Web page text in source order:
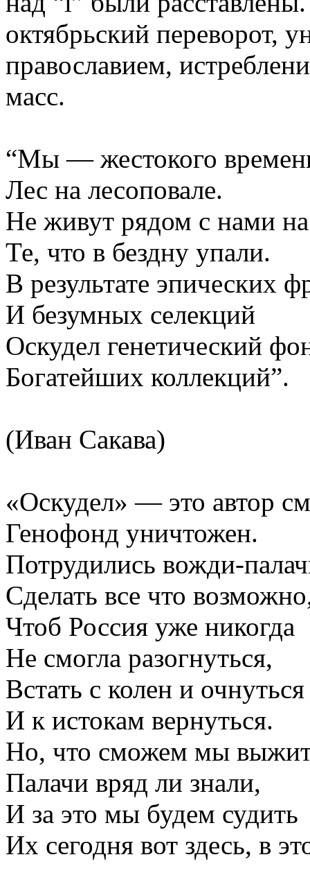
октябрьский переворот,
православием,
масс.
“Мы — жестокого
Лес на лесоповале.
Не живут рядом с нами на
Те, что в бездну упали.
В результате эпических
И безумных селекций
Оскудел генетический
Богатейших коллекций”.
(Иван Сакава)
«Оскудел» — это автор
Генофонд уничтожен.
Потрудились вожди-
Сделать все что
Чтоб Россия уже никогда
Не смогла разогнуться,
Встать с колен и
И к истокам вернуться.
Но, что сможем мы
Палачи вряд ли знали,
И за это мы будем судить
Их сегодня вот здесь, в